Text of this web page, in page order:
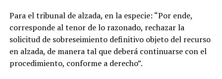
Para el tribunal de alzada, en la especie: “Por ende,
corresponde al tenor de lo razonado, rechazar la
solicitud de sobreseimiento definitivo objeto del recurso
en alzada, de manera tal que deberá continuarse con el
procedimiento, conforme a derecho”.